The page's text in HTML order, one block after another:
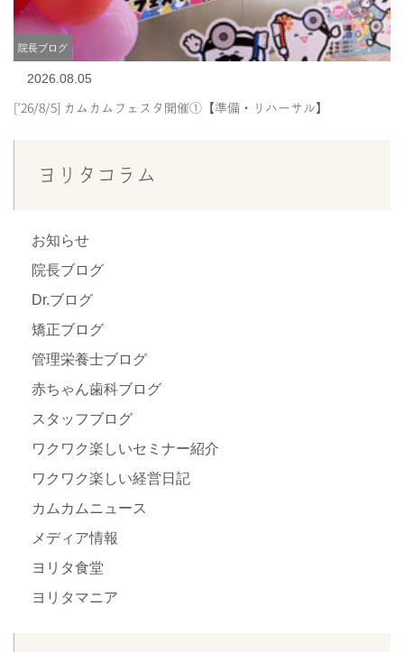
院長ブログ
2026.08.05
[’26/8/5] カムカムフェスタ開催①【準備・リハーサル】
ヨリタコラム
お知らせ
院長ブログ
Dr.ブログ
矯正ブログ
管理栄養士ブログ
赤ちゃん歯科ブログ
スタッフブログ
ワクワク楽しいセミナー紹介
ワクワク楽しい経営日記
カムカムニュース
メディア情報
ヨリタ食堂
ヨリタマニア